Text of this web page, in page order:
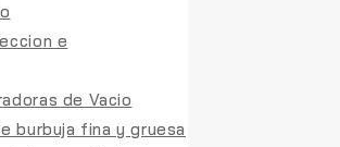
e
de Vacio
burbuja fina y gruesa